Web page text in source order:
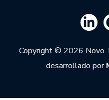
Copyright © 2026 Novo
desarrollado por